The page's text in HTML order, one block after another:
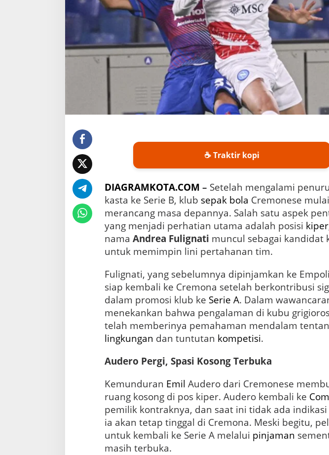
a
s
a
D
e
p
a
g
l
n
y
a
A
n
d
a
F
u
i
g
n
a
i
☕ Traktir kopi
DIAGRAMKOTA.COM – Setelah mengalami
kasta ke Serie B, klub sepak bola Cremonese mulai
merancang masa depannya. Salah satu aspek
yang menjadi perhatian utama adalah posisi kiper
nama Andrea Fulignati muncul sebagai kandidat
untuk memimpin lini pertahanan tim.
Fulignati, yang sebelumnya dipinjamkan ke
siap kembali ke Cremona setelah berkontribusi
dalam promosi klub ke Serie A. Dalam
menekankan bahwa pengalaman di kubu
telah memberinya pemahaman mendalam
lingkungan dan tuntutan kompetisi.
Audero Pergi, Spasi Kosong Terbuka
Kemunduran Emil Audero dari Cremonese
ruang kosong di pos kiper. Audero kembali ke
pemilik kontraknya, dan saat ini tidak ada indikasi
ia akan tetap tinggal di Cremona. Meski begitu,
untuk kembali ke Serie A melalui pinjaman
masih terbuka.